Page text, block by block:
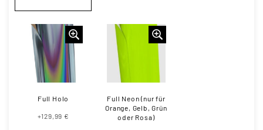
Full Holo
+129,99 €
Full Neon (nur für
Orange, Gelb, Grün
oder Rosa)